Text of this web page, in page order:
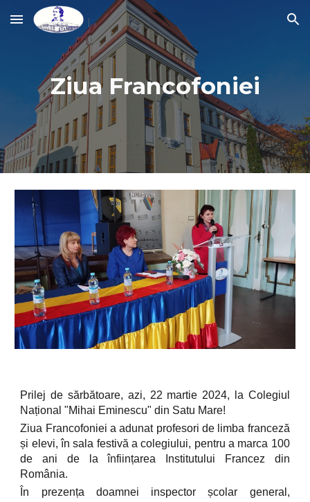
Skip to main content Skip to navigation
Ziua Francofoniei
Prilej de sărbătoare, azi, 22 martie 2024, la Colegiul
Național "Mihai Eminescu" din Satu Mare!
Ziua Francofoniei a adunat profesori de limba franceză
și elevi, în sala festivă a colegiului, pentru a marca 100
de ani de la înființarea Institutului Francez din
România.
În prezența doamnei inspector școlar general,